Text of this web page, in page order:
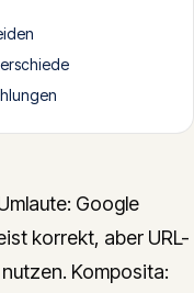
Google
korrekt, aber URL-
Komposita: